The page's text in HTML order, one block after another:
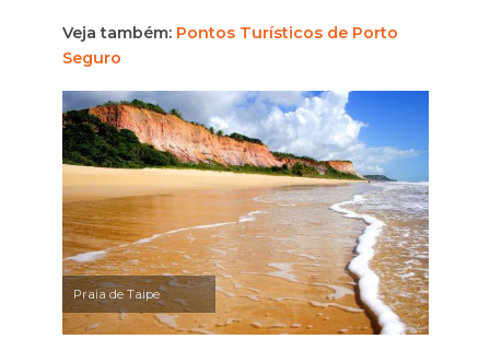
Veja também:Pontos Turísticos de Porto
Seguro
Praia de Taipe